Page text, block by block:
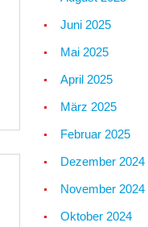
Juni 2025
Mai 2025
April 2025
März 2025
Februar 2025
Dezember 2024
November 2024
Oktober 2024